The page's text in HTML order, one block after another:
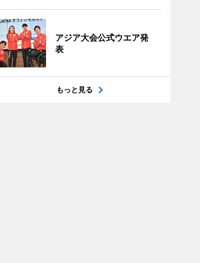
アジア大会公式ウエア発
表
もっと見る